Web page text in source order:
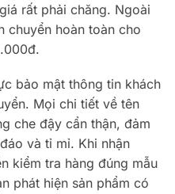
rất phải chăng. Ngoài
chuyển hoàn toàn cho
bảo mật thông tin khách
Mọi chi tiết về tên
che đậy cẩn thận, đảm
và tỉ mỉ. Khi nhận
kiểm tra hàng đúng mẫu
phát hiện sản phẩm có